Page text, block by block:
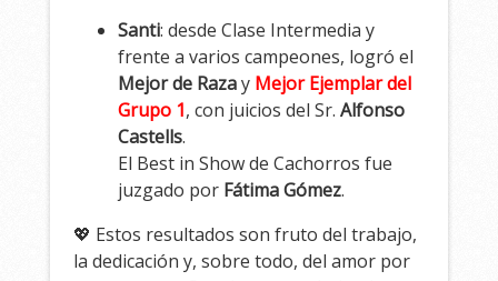
Santi: desde Clase Intermedia y
frente a varios campeones, logró el
Mejor de Razay Mejor Ejemplar del
Grupo 1, con juicios del Sr.Alfonso
Castells.
El Best in Show de Cachorros fue
juzgado por Fátima Gómez.
💖 Estos resultados son fruto del trabajo,
la dedicación y, sobre todo, del amor por